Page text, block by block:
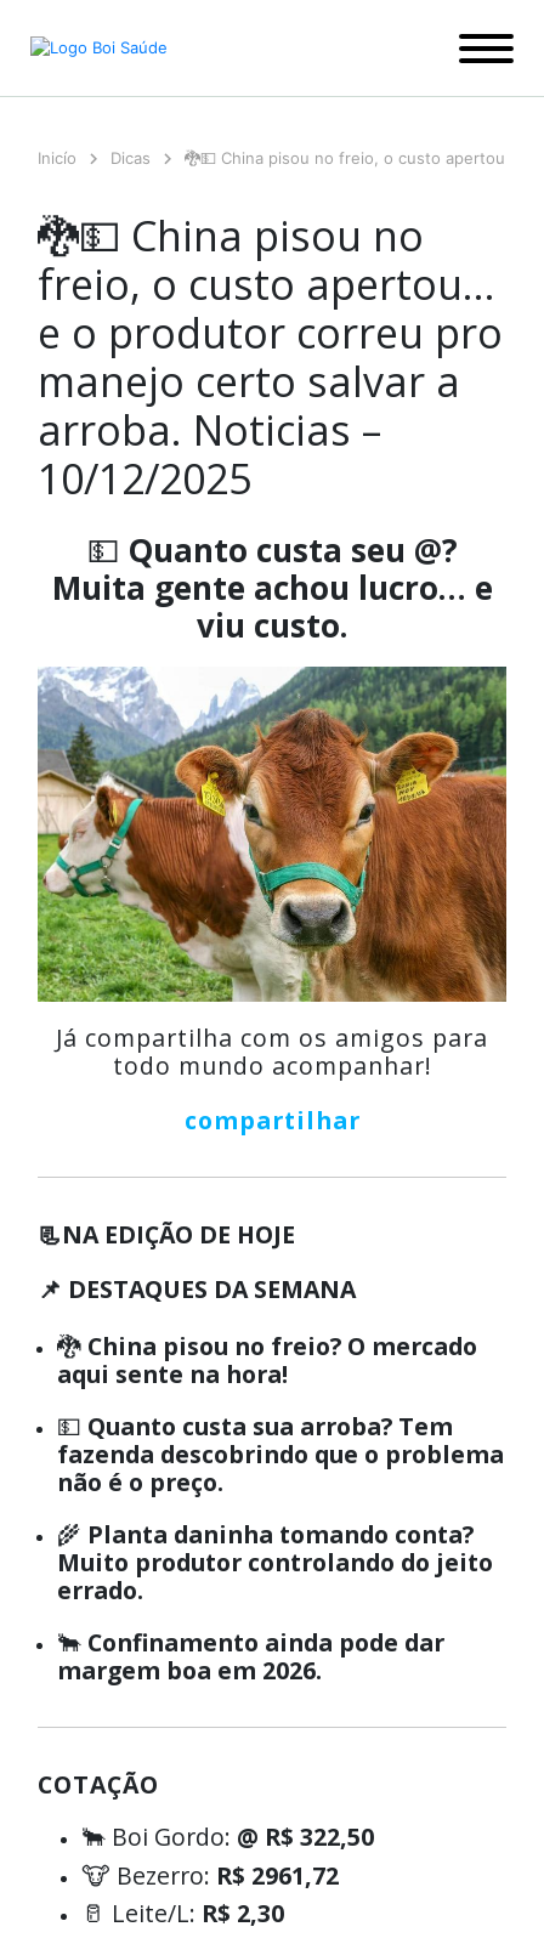
para
Inicío Dicas 🐉💵 China pisou no freio, o custo apertou… e
🐉💵 China pisou no
freio, o custo apertou…
e o produtor correu pro
manejo certo salvar a
arroba. Noticias –
10/12/2025
💵 Quanto custa seu @?
Muita gente achou lucro… e
viu custo.
Já compartilha com os amigos para
todo mundo acompanhar!
compartilhar
📃NA EDIÇÃO DE HOJE
📌 DESTAQUES DA SEMANA
🐉 China pisou no freio? O mercado
aqui sente na hora!
💵 Quanto custa sua arroba? Tem
fazenda descobrindo que o problema
não é o preço.
🌾 Planta daninha tomando conta?
Muito produtor controlando do jeito
errado.
🐂 Confinamento ainda pode dar
margem boa em 2026.
COTAÇÃO
🐂 Boi Gordo: @ R$ 322,50
🐮 Bezerro: R$ 2961,72
🥛 Leite/L: R$ 2,30